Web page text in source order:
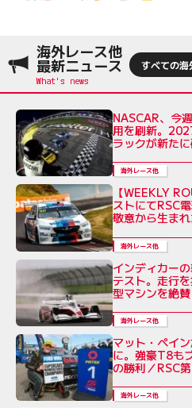
海外レース他
最新ニュース すべての海
NASCAR、今
用を刷新。
ラックが新た
海外レース他
【WEEKLY
ストにてRSC
敬意から生まれ
海外レース他
インディカー
テスト。走行
型マシンを絶賛
海外レース他
マット・ペイ
に。強豪T8も
の勝利／RSC
海外レース他